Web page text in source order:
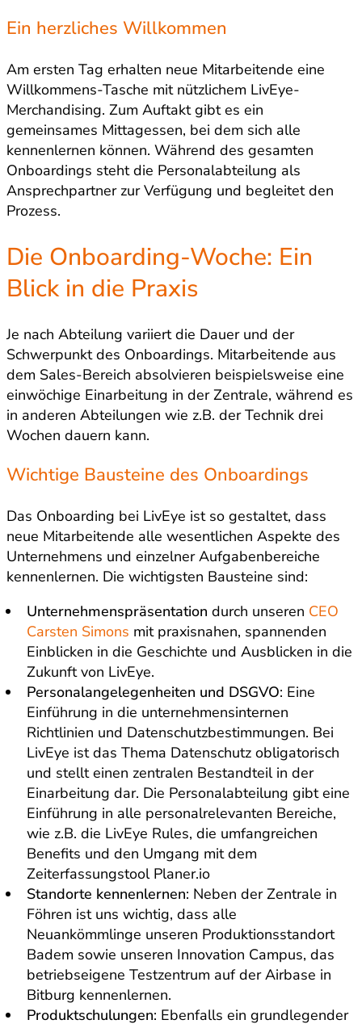
Ein herzliches Willkommen
Am ersten Tag erhalten neue Mitarbeitende eine
Willkommens-Tasche mit nützlichem LivEye-
Merchandising. Zum Auftakt gibt es ein
gemeinsames Mittagessen, bei dem sich alle
kennenlernen können. Während des gesamten
Onboardings steht die Personalabteilung als
Ansprechpartner zur Verfügung und begleitet den
Prozess.
Die Onboarding-Woche: Ein
Blick in die Praxis
Je nach Abteilung variiert die Dauer und der
Schwerpunkt des Onboardings. Mitarbeitende aus
dem Sales-Bereich absolvieren beispielsweise eine
einwöchige Einarbeitung in der Zentrale, während es
in anderen Abteilungen wie z.B. der Technik drei
Wochen dauern kann.
Wichtige Bausteine des Onboardings
Das Onboarding bei LivEye ist so gestaltet, dass
neue Mitarbeitende alle wesentlichen Aspekte des
Unternehmens und einzelner Aufgabenbereiche
kennenlernen. Die wichtigsten Bausteine sind:
Unternehmenspräsentationdurch unseren CEO
Carsten Simons mit praxisnahen, spannenden
Einblicken in die Geschichte und Ausblicken in die
Zukunft von LivEye.
Personalangelegenheiten und DSGVO: Eine
Einführung in die unternehmensinternen
Richtlinien und Datenschutzbestimmungen. Bei
LivEye ist das Thema Datenschutz obligatorisch
und stellt einen zentralen Bestandteil in der
Einarbeitung dar. Die Personalabteilung gibt eine
Einführung in alle personalrelevanten Bereiche,
wie z.B. die LivEye Rules, die umfangreichen
Benefits und den Umgang mit dem
Zeiterfassungstool Planer.io
Standorte kennenlernen: Neben der Zentrale in
Föhren ist uns wichtig, dass alle
Neuankömmlinge unseren Produktionsstandort
Badem sowie unseren Innovation Campus, das
betriebseigene Testzentrum auf der Airbase in
Bitburg kennenlernen.
Produktschulungen: Ebenfalls ein grundlegender